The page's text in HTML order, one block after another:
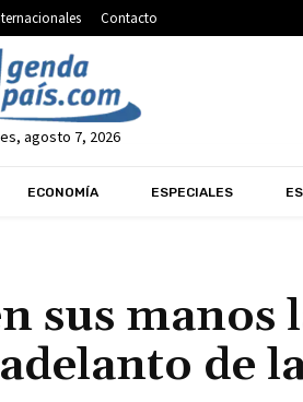
Contacto
agosto 7, 2026
ECONOMÍA ESPECIALES
sus manos
de